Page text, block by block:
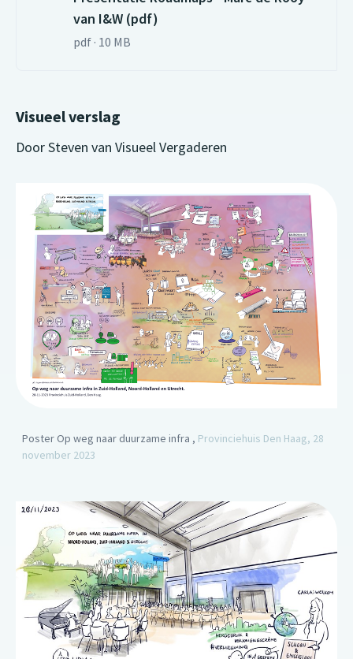
van I&W (pdf)
pdf · 10 MB
Visueel verslag
Door Steven van Visueel Vergaderen
Poster Op weg naar duurzame infra , Provinciehuis Den Haag, 28
november 2023